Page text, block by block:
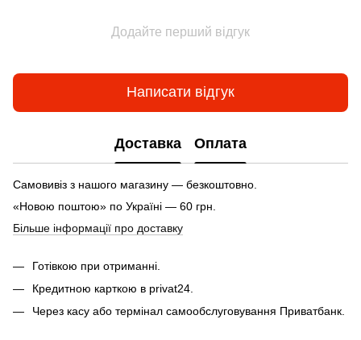
Додайте перший відгук
Написати відгук
Доставка Оплата
Самовивіз з нашого магазину — безкоштовно.
«Новою поштою» по Україні — 60 грн.
Більше інформації про доставку
Готівкою при отриманні.
Кредитною карткою в privat24.
Через касу або термінал самообслуговування Приватбанк.